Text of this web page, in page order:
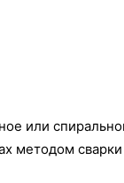
или
методом